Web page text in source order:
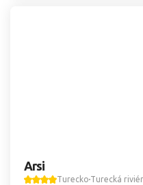
Arsi
Turecko Turecká